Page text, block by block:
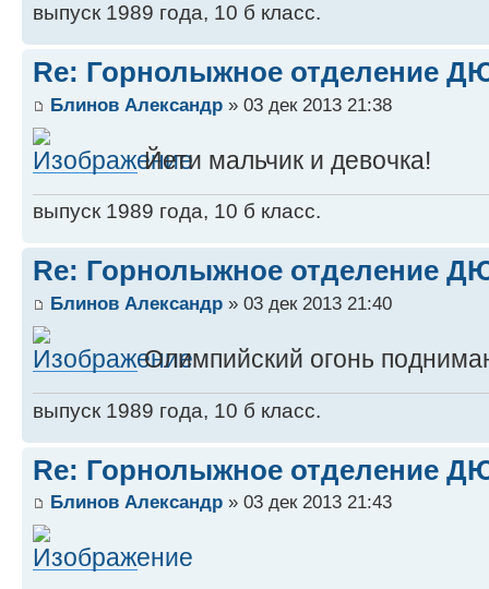
выпуск 1989 года, 10 б класс.
Re: Горнолыжное отделение
Блинов Александр » 03 дек 2013 21:38
Йети мальчик и девочка!
выпуск 1989 года, 10 б класс.
Re: Горнолыжное отделение
Блинов Александр » 03 дек 2013 21:40
Олимпийский огонь
выпуск 1989 года, 10 б класс.
Re: Горнолыжное отделение
Блинов Александр » 03 дек 2013 21:43